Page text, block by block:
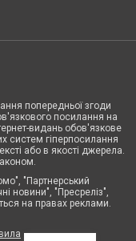
попередньої згоди
посилання на
видань обов'язкове
систем гіперпосилання
або в якості джерела.
"Партнерський
новини", "Пресреліз",
на правах реклами.